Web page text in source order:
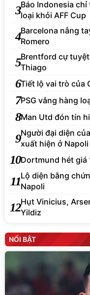
3Báo Indonesia
loại khỏi AFF Cup
4Barcelona nẫng
Romero
5Brentford cự
Thiago
6Tiết lộ vai trò của
7PSG vắng hàng
8Man Utd đón tín
9Người đại diện
xuất hiện ở Napoli
10Dortmund hét giá
11Lộ diện bằng
Napoli
12Hụt Vinicius,
Yildiz
NỔI BẬT